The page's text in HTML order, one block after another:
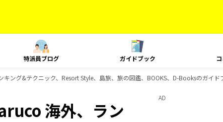
特派員ブログ ガイドブック
ング&テクニック、Resort Style、島旅、旅の図鑑、BOOKS、D-Booksのガイド
海外、ラン
AD